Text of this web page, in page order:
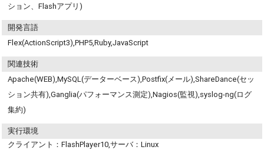
ション、Flashアプリ)
開発言語
Flex(ActionScript3),PHP5,Ruby,JavaScript
関連技術
Apache(WEB),MySQL(データーベース),Postfix(メール),ShareDance(セッ
ション共有),Ganglia(パフォーマンス測定),Nagios(監視),syslog-ng(ログ
集約)
実行環境
クライアント：FlashPlayer10,サーバ：Linux